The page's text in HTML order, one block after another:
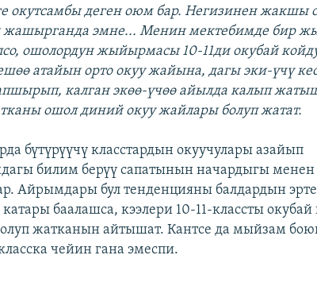
окутсамбы деген оюм бар. Негизинен жакшы
жашырганда эмне... Менин мектебимде бир
ошолордун жыйырмасы 10-11ди окубай
атайын орто окуу жайына, дагы эки-үчү
калган экөө-үчөө айылда калып
ошол диний окуу жайлары болуп жатат.
бүтүрүүчү класстардын окуучулары азайып
билим берүү сапатынын начардыгы менен
Айрымдары бул тенденцияны балдардын эрте
баалашса, кээлери 10-11-классты окубай
жатканын айтышат. Кантсе да мыйзам
чейин гана эмеспи.